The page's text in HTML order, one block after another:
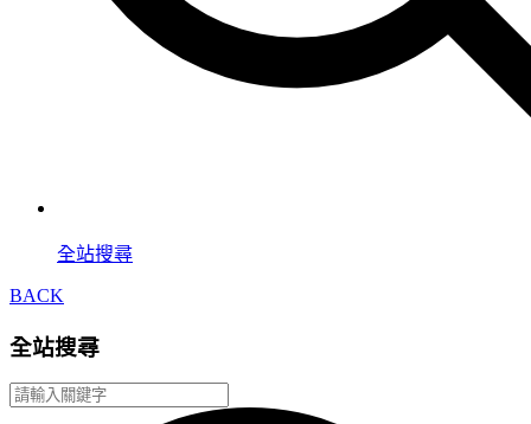
全站搜尋
BACK
全站搜尋